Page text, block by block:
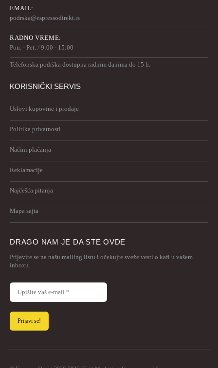
EMAIL:
podrska@espressodirekt.rs
RADNO VREME:
Pon. - Pet. / 9:00 - 15:00
Telefonska podrška dostupna radnim danima do 15 h.
KORISNIČKI SERVIS
Uslovi kupovine i prodaje
Politika privatnosti
Načini plaćanja
Reklamacije
Najčešća pitanja
Mapa sajta
DRAGO NAM JE DA STE OVDE
Prijavite se na našu mailing listu i očekujte sveže vesti o kafi u vašem
inboxu.